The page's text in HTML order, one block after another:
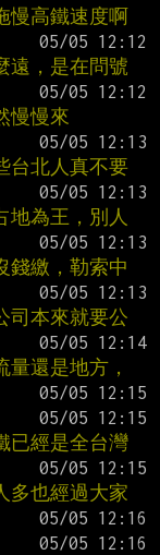
慢高鐵速度啊
遠，是在問號
慢慢來
北人真不要
地為王，別人
錢繳，勒索中
司本來就要公
還是地方，
已經是全台灣
多也經過大家